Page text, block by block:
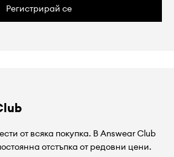
Регистрирай се
от всяка покупка. В Answear Club
отстъпка от редовни цени.